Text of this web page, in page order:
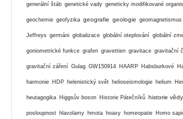
generální štáb genetické vady geneticky modifikované
geochemie geofyzika geografie geologie geomagnetismus
Jeffreys germáni globalizace globální oteplování globální
goniometrické funkce grafen gravettien gravitace gravitační
gravitační záření Gulag GW150914 HAARP Habsburkové
harmonie HDP helenistický svět helioseismologie helium
heutagogika Higgsův boson Historie Pátečníků historie vědy
posloupnost hlavolamy hmota hoaxy homeopatie Homo